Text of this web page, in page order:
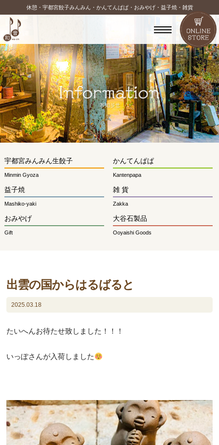
休憩・宇都宮餃子みんみん・かんてんぱぱ・おみやげ・益子焼・雑貨
宇都宮みんみん生餃子
Minmin Gyoza
かんてんぱぱ
Kantenpapa
益子焼
Mashiko-yaki
雑 貨
Zakka
おみやげ
Gift
大谷石製品
Ooyaishi Goods
出雲の国からはるばると
2025.03.18
たいへんお待たせ致しました！！！
いっぽさんが入荷しました